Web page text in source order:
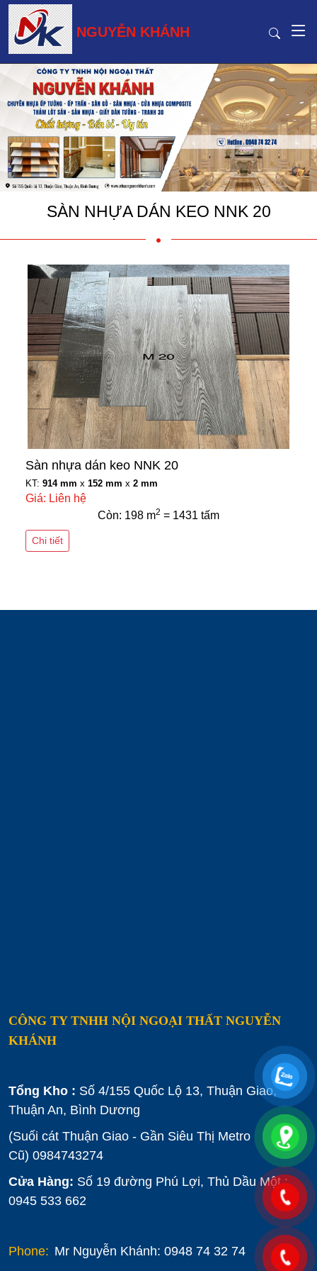
NGUYỄN KHÁNH
SÀN NHỰA DÁN KEO NNK 20
Sàn nhựa dán keo NNK 20
KT: 914 mm x 152 mm x 2 mm
Giá: Liên hệ
Còn: 198 m2 = 1431 tấm
Chi tiết
CÔNG TY TNHH NỘI NGOẠI THẤT NGUYỄN
KHÁNH
Tổng Kho : Số 4/155 Quốc Lộ 13, Thuận Giao,
Thuận An, Bình Dương
(Suối cát Thuận Giao - Gần Siêu Thị Metro
Cũ) 0984743274
Cửa Hàng: Số 19 đường Phú Lợi, Thủ Dầu Một :
0945 533 662
Phone: Mr Nguyễn Khánh: 0948 74 32 74